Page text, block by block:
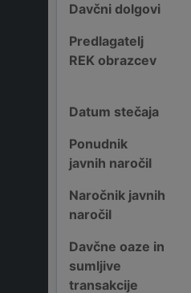
Davčni dolgovi
Predlagatelj
REK obrazcev
Datum stečaja
Ponudnik
javnih naročil
Naročnik javnih
naročil
Davčne oaze in
sumljive
transakcije